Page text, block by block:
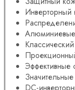
Инверторный
Эффективные
DC-